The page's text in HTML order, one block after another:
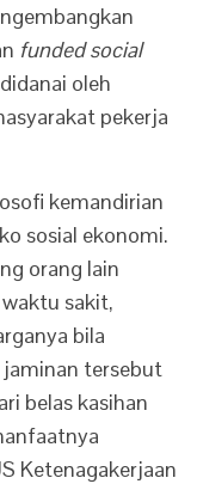
funded social
oleh
pekerja
kemandirian
sosial ekonomi.
orang lain
sakit,
bila
tersebut
belas kasihan
Ketenagakerjaan